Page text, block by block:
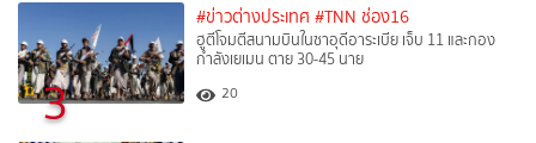
3
#ข่าวต่างประเทศ #TNN ช่อง16
ฮูตีโจมตีสนามบินในซาอุดีอาระเบีย เจ็บ 11 และกอง
กำลังเยเมน ตาย 30-45 นาย
20